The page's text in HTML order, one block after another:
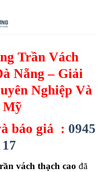
Trần Vách
Nẵng – Giải
Nghiệp Và
Mỹ
báo giá : 0945
vách thạch cao đã